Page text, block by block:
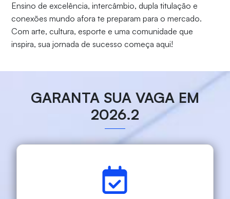
Ensino de excelência, intercâmbio, dupla titulação e
conexões mundo afora te preparam para o mercado.
Com arte, cultura, esporte e uma comunidade que
inspira, sua jornada de sucesso começa aqui!
GARANTA SUA VAGA EM
2026.2